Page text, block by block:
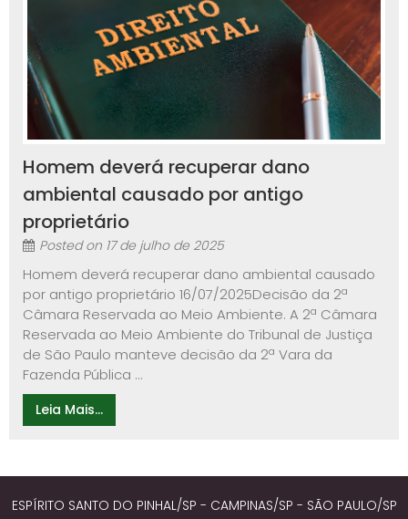
Homem deverá recuperar dano
ambiental causado por antigo
proprietário
Posted on 17 de julho de 2025
Homem deverá recuperar dano ambiental causado
por antigo proprietário 16/07/2025Decisão da 2ª
Câmara Reservada ao Meio Ambiente. A 2ª Câmara
Reservada ao Meio Ambiente do Tribunal de Justiça
de São Paulo manteve decisão da 2ª Vara da
Fazenda Pública ...
Leia Mais...
ESPÍRITO SANTO DO PINHAL/SP - CAMPINAS/SP - SÃO PAULO/SP